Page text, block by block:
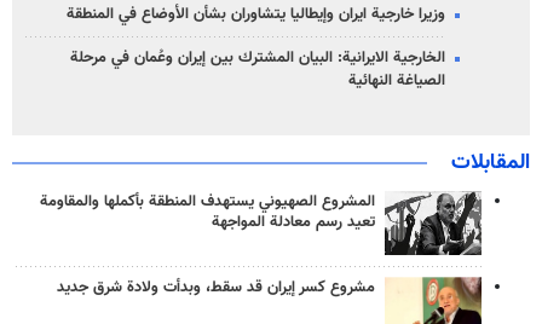
وزيرا خارجية ايران وإيطاليا يتشاوران بشأن الأوضاع في المنطقة
الخارجية الايرانية: البيان المشترك بين إيران وعُمان في مرحلة
الصياغة النهائية
المقابلات
المشروع الصهيوني يستهدف المنطقة بأكملها والمقاومة
تعيد رسم معادلة المواجهة
مشروع كسر إيران قد سقط، وبدأت ولادة شرق جديد